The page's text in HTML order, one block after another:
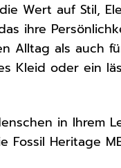
Wert auf Stil,
ihre
Alltag als auch
Kleid oder ein
in Ihrem
Heritage